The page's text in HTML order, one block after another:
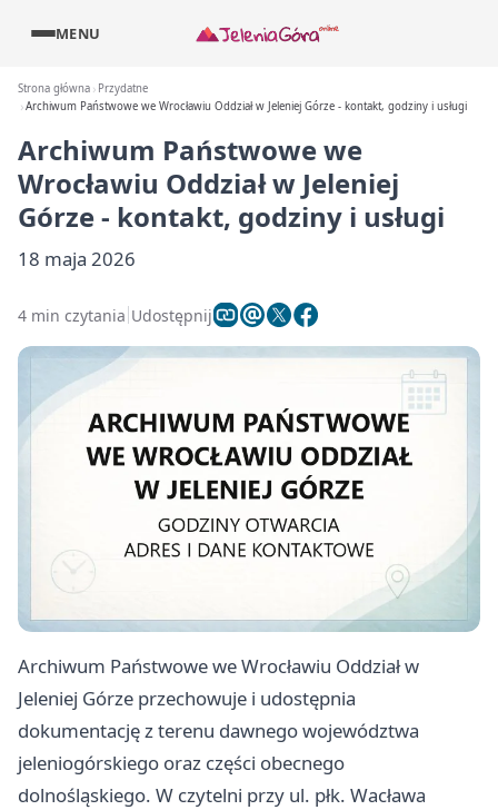
MENU
Strona główna
Przydatne
Archiwum Państwowe we Wrocławiu Oddział w Jeleniej Górze - kontakt, godziny i usługi
Archiwum Państwowe we
Wrocławiu Oddział w Jeleniej
Górze - kontakt, godziny i usługi
18 maja 2026
4 min czytania Udostępnij
Archiwum Państwowe we Wrocławiu Oddział w
Jeleniej Górze przechowuje i udostępnia
dokumentację z terenu dawnego województwa
jeleniogórskiego oraz części obecnego
dolnośląskiego. W czytelni przy ul. płk. Wacława